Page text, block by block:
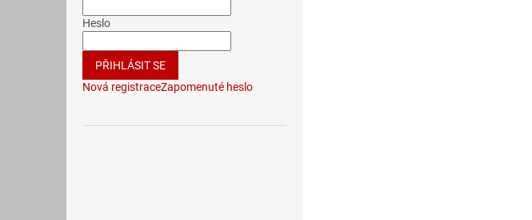
Heslo
PŘIHLÁSIT SE
Nová registraceZapomenuté heslo